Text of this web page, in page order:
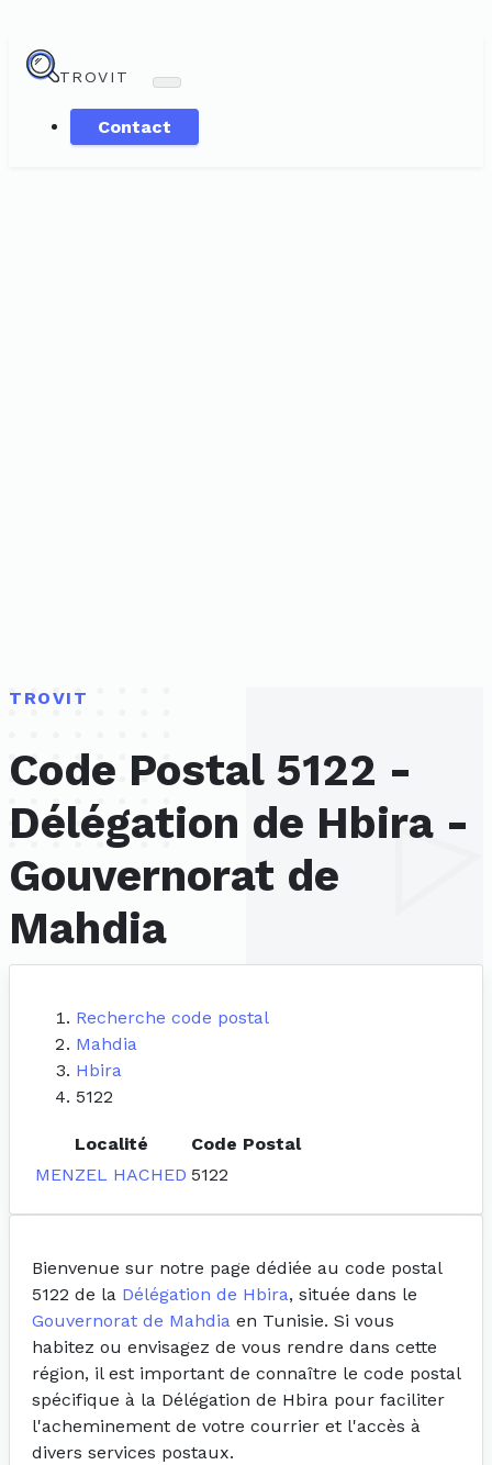
TROVIT
Contact
TROVIT
Code Postal 5122 -
Délégation de Hbira -
Gouvernorat de
Mahdia
Recherche code postal
Mahdia
Hbira
5122
Localité
Code Postal
MENZEL HACHED 5122
Bienvenue sur notre page dédiée au code postal
5122 de la Délégation de Hbira, située dans le
Gouvernorat de Mahdia en Tunisie. Si vous
habitez ou envisagez de vous rendre dans cette
région, il est important de connaître le code postal
spécifique à la Délégation de Hbira pour faciliter
l'acheminement de votre courrier et l'accès à
divers services postaux.